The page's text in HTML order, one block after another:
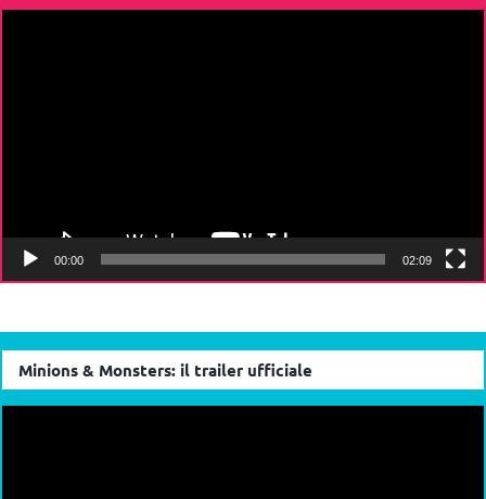
00:00 02:09
Minions & Monsters: il trailer ufficiale